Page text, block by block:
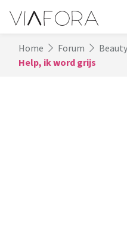
Home Forum
Help, ik word grijs